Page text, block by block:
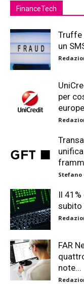
FinanceTech
Truffe
un
per
Stefano
Il
subito
FAR
note...